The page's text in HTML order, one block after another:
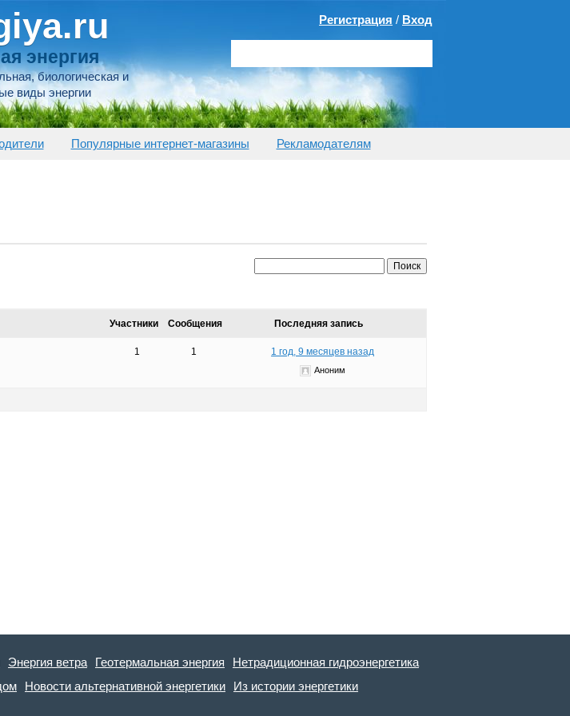
энергия
биологическая и
виды энергии
Регистрация / Вход
Популярные интернет-магазины Рекламодателям
Участники Сообщения Последняя запись
1 1 1 год, 9 месяцев назад
Аноним
Энергия ветра Геотермальная энергия
Нетрадиционная гидроэнергетика
Новости альтернативной энергетики
Из истории энергетики